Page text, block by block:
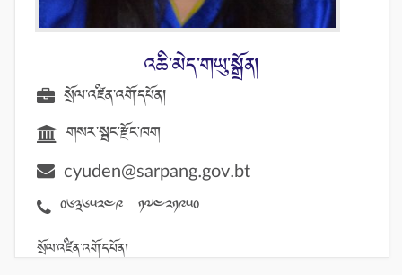
འཆི་མེད་གཡུ་སྒྲོན།
སྲོལ་འཛིན་འགོ་དཔོན།
གསར་སྦང་རྫོང་ཁག
cyuden@sarpang.gov.bt
06365249 17421950
སྲོལ་འཛིན་འགོ་དཔོན།